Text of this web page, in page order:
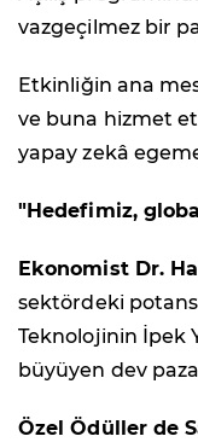
vazgeçilmez bir
Etkinliğin ana
ve buna hizmet
yapay zekâ
"Hedefimiz,
Ekonomist Dr.
sektördeki
Teknolojinin İpek
büyüyen dev
Özel Ödüller de